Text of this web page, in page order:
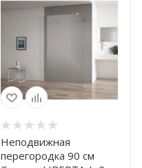
Неподвижная
перегородка 90 см